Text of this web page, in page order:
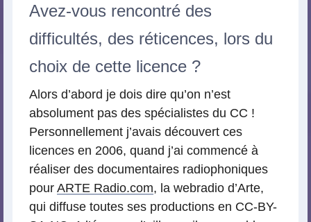
Avez-vous rencontré des
difficultés, des réticences, lors du
choix de cette licence ?
Alors d’abord je dois dire qu’on n’est
absolument pas des spécialistes du CC !
Personnellement j’avais découvert ces
licences en 2006, quand j’ai commencé à
réaliser des documentaires radiophoniques
pour ARTE Radio.com, la webradio d’Arte,
qui diffuse toutes ses productions en CC-BY-